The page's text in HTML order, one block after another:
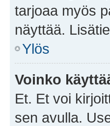
tarjoaa myös
näyttää.
Ylös
Voinko
Et. Et voi
sen avulla.